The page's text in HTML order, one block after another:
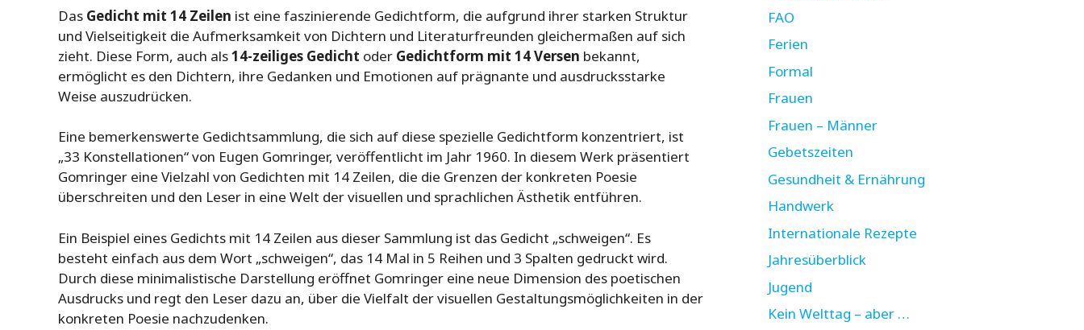
Das Gedicht mit 14 Zeilen ist eine faszinierende Gedichtform, die aufgrund ihrer starken Struktur
und Vielseitigkeit die Aufmerksamkeit von Dichtern und Literaturfreunden gleichermaßen auf sich
zieht. Diese Form, auch als14-zeiliges Gedicht oder Gedichtform mit 14 Versen bekannt,
ermöglicht es den Dichtern, ihre Gedanken und Emotionen auf prägnante und ausdrucksstarke
Weise auszudrücken.
Eine bemerkenswerte Gedichtsammlung, die sich auf diese spezielle Gedichtform konzentriert, ist
„33 Konstellationen“ von Eugen Gomringer, veröffentlicht im Jahr 1960. In diesem Werk präsentiert
Gomringer eine Vielzahl von Gedichten mit 14 Zeilen, die die Grenzen der konkreten Poesie
überschreiten und den Leser in eine Welt der visuellen und sprachlichen Ästhetik entführen.
Ein Beispiel eines Gedichts mit 14 Zeilen aus dieser Sammlung ist das Gedicht „schweigen“. Es
besteht einfach aus dem Wort „schweigen“, das 14 Mal in 5 Reihen und 3 Spalten gedruckt wird.
Durch diese minimalistische Darstellung eröffnet Gomringer eine neue Dimension des poetischen
Ausdrucks und regt den Leser dazu an, über die Vielfalt der visuellen Gestaltungsmöglichkeiten in der
konkreten Poesie nachzudenken.
FAO
Ferien
Formal
Frauen
Frauen – Männer
Gebetszeiten
Gesundheit & Ernährung
Handwerk
Internationale Rezepte
Jahresüberblick
Jugend
Kein Welttag – aber …